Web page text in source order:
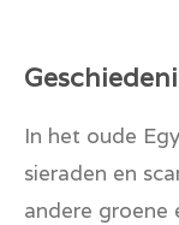
In het oude
sieraden en
andere groene